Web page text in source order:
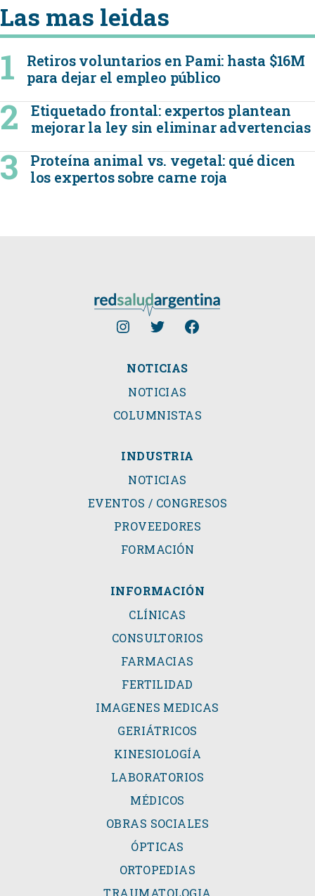
Las mas leidas
Retiros voluntarios en Pami: hasta $16M
para dejar el empleo público
Etiquetado frontal: expertos plantean
mejorar la ley sin eliminar advertencias
Proteína animal vs. vegetal: qué dicen
los expertos sobre carne roja
NOTICIAS
NOTICIAS
COLUMNISTAS
INDUSTRIA
NOTICIAS
EVENTOS / CONGRESOS
PROVEEDORES
FORMACIÓN
INFORMACIÓN
CLÍNICAS
CONSULTORIOS
FARMACIAS
FERTILIDAD
IMAGENES MEDICAS
GERIÁTRICOS
KINESIOLOGÍA
LABORATORIOS
MÉDICOS
OBRAS SOCIALES
ÓPTICAS
ORTOPEDIAS